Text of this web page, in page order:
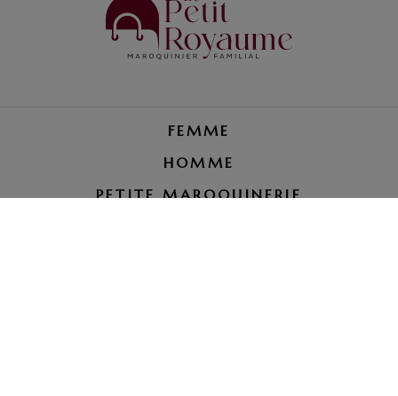
FEMME
HOMME
PETITE MAROQUINERIE